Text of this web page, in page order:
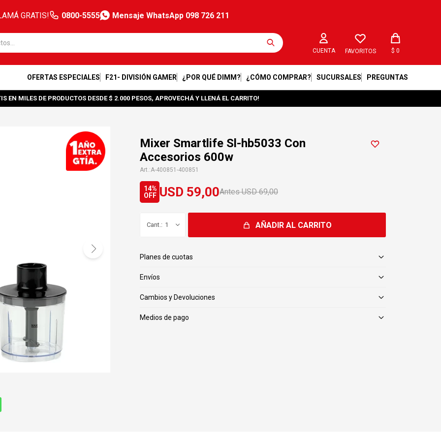
GRATIS! 0800-5555 Mensaje WhatsApp 098 726 211
OFERTAS ESPECIALES F21- DIVISIÓN GAMER ¿POR QUÉ DIMM? ¿CÓMO COMPRAR? SUCURSALES PREGUNTAS
FAVORITOS $ 0
EN MILES DE PRODUCTOS DESDE $ 2.000 PESOS, APROVECHÁ Y LLENÁ EL CARRITO!
Mixer Smartlife Sl-hb5033 Con
Accesorios 600w
A-400851-400851
USD 59,00 USD 69,00
14
1 AÑADIR AL CARRITO
Planes de cuotas
Envíos
Cambios y Devoluciones
Medios de pago